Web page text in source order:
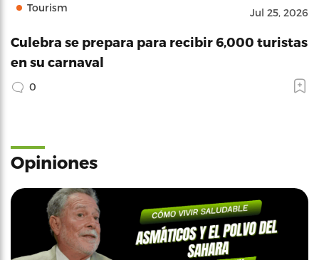
Tourism Jul 25, 2026
Culebra se prepara para recibir 6,000 turistas
en su carnaval
0
Opiniones